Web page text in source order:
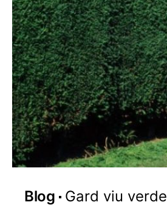
Blog Gard viu